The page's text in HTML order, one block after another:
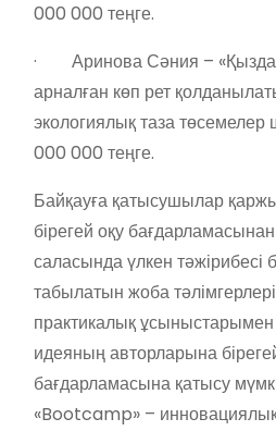
000 000 теңге.
· Аринова Сәния –
арналған көп рет
экологиялық таза
000 000 теңге.
Байқауға қатысушылар
бірегей оқу
саласында үлкен
табылатын жоба тәлімгерлері
практикалық ұсыныстарымен
идеяның авторларына
бағдарламасына қатысу
«Bootcamp» –